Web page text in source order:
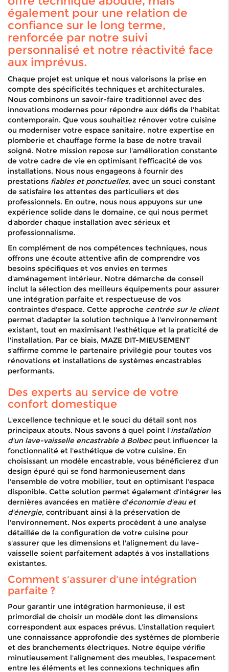
également pour une relation de
confiance sur le long terme,
renforcée par notre suivi
personnalisé et notre réactivité face
aux imprévus.
Chaque projet est unique et nous valorisons la prise en
compte des spécificités techniques et architecturales.
Nous combinons un savoir-faire traditionnel avec des
innovations modernes pour répondre aux défis de l'habitat
contemporain. Que vous souhaitiez rénover votre cuisine
ou moderniser votre espace sanitaire, notre expertise en
plomberie et chauffage forme la base de notre travail
soigné. Notre mission repose sur l'amélioration constante
de votre cadre de vie en optimisant l'efficacité de vos
installations. Nous nous engageons à fournir des
prestations fiables et ponctuelles, avec un souci constant
de satisfaire les attentes des particuliers et des
professionnels. En outre, nous nous appuyons sur une
expérience solide dans le domaine, ce qui nous permet
d'aborder chaque installation avec sérieux et
professionnalisme.
En complément de nos compétences techniques, nous
offrons une écoute attentive afin de comprendre vos
besoins spécifiques et vos envies en termes
d'aménagement intérieur. Notre démarche de conseil
inclut la sélection des meilleurs équipements pour assurer
une intégration parfaite et respectueuse de vos
contraintes d'espace. Cette approche centrée sur le client
permet d'adapter la solution technique à l'environnement
existant, tout en maximisant l'esthétique et la praticité de
l'installation. Par ce biais, MAZE DIT-MIEUSEMENT
s'affirme comme le partenaire privilégié pour toutes vos
rénovations et installations de systèmes encastrables
performants.
Des experts au service de votre
confort domestique
L'excellence technique et le souci du détail sont nos
principaux atouts. Nous savons à quel point l'installation
d'un lave-vaisselle encastrable à Bolbecpeut influencer la
fonctionnalité et l'esthétique de votre cuisine. En
choisissant un modèle encastrable, vous bénéficierez d'un
design épuré qui se fond harmonieusement dans
l'ensemble de votre mobilier, tout en optimisant l'espace
disponible. Cette solution permet également d'intégrer les
dernières avancées en matière d'économie d'eau et
d'énergie, contribuant ainsi à la préservation de
l'environnement. Nos experts procèdent à une analyse
détaillée de la configuration de votre cuisine pour
s'assurer que les dimensions et l'alignement du lave-
vaisselle soient parfaitement adaptés à vos installations
existantes.
Comment s'assurer d'une intégration
parfaite ?
Pour garantir une intégration harmonieuse, il est
primordial de choisir un modèle dont les dimensions
correspondent aux espaces prévus. L'installation requiert
une connaissance approfondie des systèmes de plomberie
et des branchements électriques. Notre équipe vérifie
minutieusement l'alignement des meubles, l'espacement
entre les éléments et les connexions techniques afin